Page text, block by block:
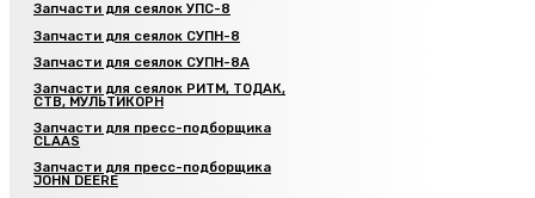
Запчасти для сеялок УПС-8
Запчасти для сеялок СУПН-8
Запчасти для сеялок СУПН-8А
Запчасти для сеялок РИТМ, ТОДАК,
СТВ, МУЛЬТИКОРН
Запчасти для пресс-подборщика
CLAAS
Запчасти для пресс-подборщика
JOHN DEERE